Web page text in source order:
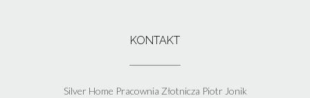
KONTAKT
Silver Home Pracownia Złotnicza Piotr Jonik